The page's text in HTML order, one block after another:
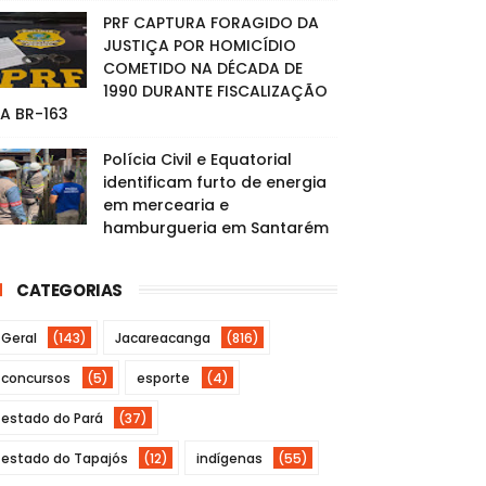
PRF CAPTURA FORAGIDO DA
JUSTIÇA POR HOMICÍDIO
COMETIDO NA DÉCADA DE
1990 DURANTE FISCALIZAÇÃO
BR-163
Polícia Civil e Equatorial
identificam furto de energia
em mercearia e
hamburgueria em Santarém
CATEGORIAS
Geral (143) Jacareacanga (816)
concursos (5) esporte (4)
estado do Pará (37)
estado do Tapajós (12) indígenas (55)